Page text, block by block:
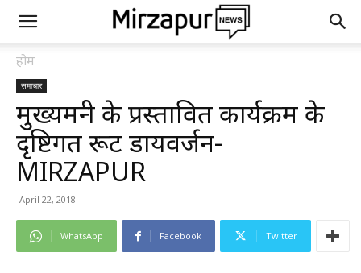
होम
समाचार
मुख्यमन्त्री के प्रस्तावित कार्यक्रम के
दृष्टिगत रूट डायवर्जन-
MIRZAPUR
April 22, 2018
WhatsApp Facebook Twitter